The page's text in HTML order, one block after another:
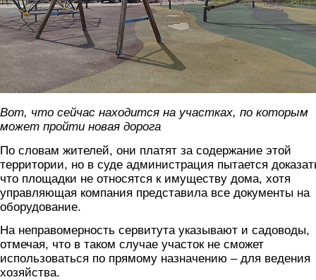
Вот, что сейчас находится на участках, по которым
может пройти новая дорога
По словам жителей, они платят за содержание этой
территории, но в суде администрация пытается
что площадки не относятся к имуществу дома, хотя
управляющая компания представила все документы на
оборудование.
На неправомерность сервитута указывают и садоводы,
отмечая, что в таком случае участок не сможет
использоваться по прямому назначению – для ведения
хозяйства.